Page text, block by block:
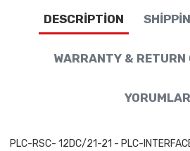
DESCRIPTION
WARRANTY & RETURN
YORUMLAR
PLC-RSC- 12DC/21-21 - PLC-